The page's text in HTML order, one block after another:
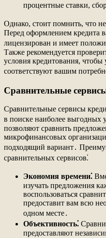
процентные ставки,
Однако, стоит помнить, что
Перед оформлением кредита
лицензирован и имеет
Также рекомендуется
условия кредитования, чтобы
соответствуют вашим
Сравнительные
Сравнительные сервисы
в поиске наиболее выгодных
позволяют сравнить
микрофинансовых
подходящий вариант․
сравнительных сервисов⁚
Экономия времени⁚
изучать предложения
воспользоваться
предоставит вам всю
одном месте․
Объективность⁚
предоставляют